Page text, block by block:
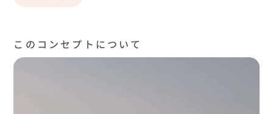
このコンセプトについて